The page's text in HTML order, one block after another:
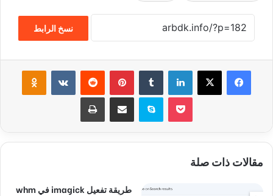
نسخ الرابط
فيسبوك لينكدإن بينتيريست
سكايب
مقالات ذات صلة
طريقة تفعيل imagick في whm